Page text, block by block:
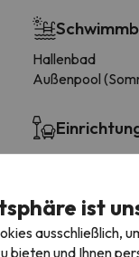
Hallenbad
Außenpool
Garten
Tischtennis
Solariumist
ausschließlich,
bieten und Ihnen